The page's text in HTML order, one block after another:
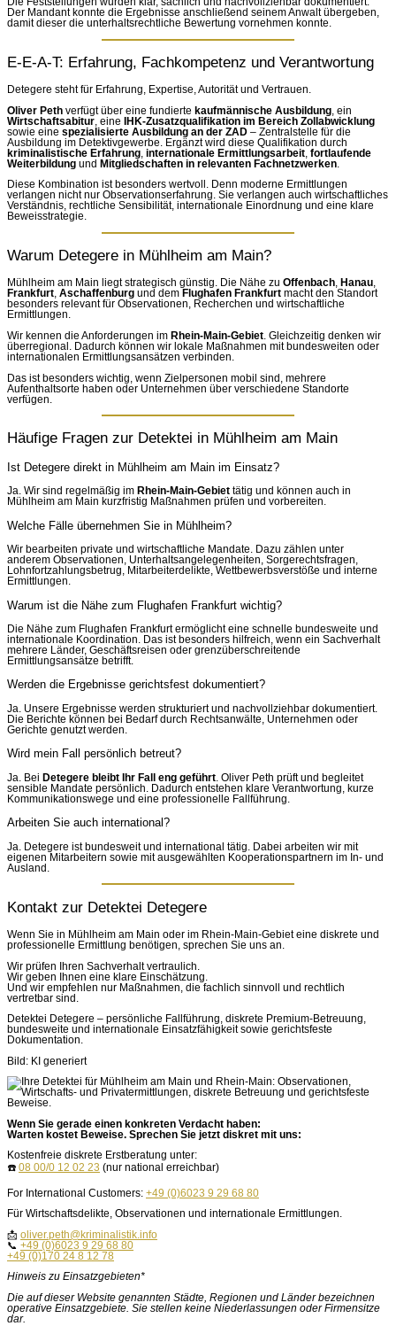
Der Mandant konnte die Ergebnisse anschließend seinem Anwalt übergeben,
damit dieser die unterhaltsrechtliche Bewertung vornehmen konnte.
E-E-A-T: Erfahrung, Fachkompetenz und Verantwortung
Detegere steht für Erfahrung, Expertise, Autorität und Vertrauen.
Oliver Peth verfügt über eine fundierte kaufmännische Ausbildung , ein
Wirtschaftsabitur , eine IHK-Zusatzqualifikation im Bereich Zollabwicklung
sowie eine spezialisierte Ausbildung an der ZAD – Zentralstelle für die
Ausbildung im Detektivgewerbe. Ergänzt wird diese Qualifikation durch
kriminalistische Erfahrung internationale Ermittlungsarbeit fortlaufende
Weiterbildung und Mitgliedschaften in relevanten Fachnetzwerken
Diese Kombination ist besonders wertvoll. Denn moderne Ermittlungen
verlangen nicht nur Observationserfahrung. Sie verlangen auch wirtschaftliches
Verständnis, rechtliche Sensibilität, internationale Einordnung und eine klare
Beweisstrategie.
Warum Detegere in Mühlheim am Main?
Mühlheim am Main liegt strategisch günstig. Die Nähe zu Offenbach, Hanau,
Frankfurt, Aschaffenburg und dem Flughafen Frankfurt macht den Standort
besonders relevant für Observationen, Recherchen und wirtschaftliche
Ermittlungen.
Wir kennen die Anforderungen im Rhein-Main-Gebiet . Gleichzeitig denken wir
überregional. Dadurch können wir lokale Maßnahmen mit bundesweiten oder
internationalen Ermittlungsansätzen verbinden.
Das ist besonders wichtig, wenn Zielpersonen mobil sind, mehrere
Aufenthaltsorte haben oder Unternehmen über verschiedene Standorte
verfügen.
Häufige Fragen zur Detektei in Mühlheim am Main
Ist Detegere direkt in Mühlheim am Main im Einsatz?
Ja. Wir sind regelmäßig im Rhein-Main-Gebiet tätig und können auch in
Mühlheim am Main kurzfristig Maßnahmen prüfen und vorbereiten.
Welche Fälle übernehmen Sie in Mühlheim?
Wir bearbeiten private und wirtschaftliche Mandate. Dazu zählen unter
anderem Observationen, Unterhaltsangelegenheiten, Sorgerechtsfragen,
Lohnfortzahlungsbetrug, Mitarbeiterdelikte, Wettbewerbsverstöße und interne
Ermittlungen.
Warum ist die Nähe zum Flughafen Frankfurt wichtig?
Die Nähe zum Flughafen Frankfurt ermöglicht eine schnelle bundesweite und
internationale Koordination. Das ist besonders hilfreich, wenn ein Sachverhalt
mehrere Länder, Geschäftsreisen oder grenzüberschreitende
Ermittlungsansätze betrifft.
Werden die Ergebnisse gerichtsfest dokumentiert?
Ja. Unsere Ergebnisse werden strukturiert und nachvollziehbar dokumentiert.
Die Berichte können bei Bedarf durch Rechtsanwälte, Unternehmen oder
Gerichte genutzt werden.
Wird mein Fall persönlich betreut?
Ja. Bei Detegere bleibt Ihr Fall eng geführt . Oliver Peth prüft und begleitet
sensible Mandate persönlich. Dadurch entstehen klare Verantwortung, kurze
Kommunikationswege und eine professionelle Fallführung.
Arbeiten Sie auch international?
Ja. Detegere ist bundesweit und international tätig. Dabei arbeiten wir mit
eigenen Mitarbeitern sowie mit ausgewählten Kooperationspartnern im In- und
Ausland.
Kontakt zur Detektei Detegere
Wenn Sie in Mühlheim am Main oder im Rhein-Main-Gebiet eine diskrete und
professionelle Ermittlung benötigen, sprechen Sie uns an.
Wir prüfen Ihren Sachverhalt vertraulich.
Wir geben Ihnen eine klare Einschätzung.
Und wir empfehlen nur Maßnahmen, die fachlich sinnvoll und rechtlich
vertretbar sind.
Detektei Detegere – persönliche Fallführung, diskrete Premium-Betreuung,
bundesweite und internationale Einsatzfähigkeit sowie gerichtsfeste
Dokumentation.
Bild: KI generiert
Wenn Sie gerade einen konkreten Verdacht haben:
Warten kostet Beweise. Sprechen Sie jetzt diskret mit uns:
Kostenfreie diskrete Erstberatung unter:
☎️ 08 00/0 12 02 23 (nur national erreichbar)
For International Customers: +49 (0)6023 9 29 68 80
Für Wirtschaftsdelikte, Observationen und internationale Ermittlungen.
📩 oliver.peth@kriminalistik.info
📞 +49 (0)6023 9 29 68 80
+49 (0)170 24 8 12 78
Hinweis zu Einsatzgebieten*
Die auf dieser Website genannten Städte, Regionen und Länder bezeichnen
operative Einsatzgebiete. Sie stellen keine Niederlassungen oder Firmensitze
dar.